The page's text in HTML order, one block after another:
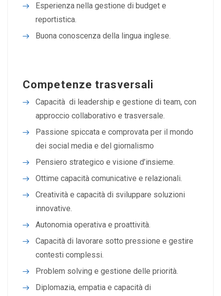
Esperienza nella gestione di budget e
reportistica.
Buona conoscenza della lingua inglese.
Competenze trasversali
Capacità di leadership e gestione di team, con
approccio collaborativo e trasversale.
Passione spiccata e comprovata per il mondo
dei social media e del giornalismo
Pensiero strategico e visione d’insieme.
Ottime capacità comunicative e relazionali.
Creatività e capacità di sviluppare soluzioni
innovative.
Autonomia operativa e proattività.
Capacità di lavorare sotto pressione e gestire
contesti complessi.
Problem solving e gestione delle priorità.
Diplomazia, empatia e capacità di